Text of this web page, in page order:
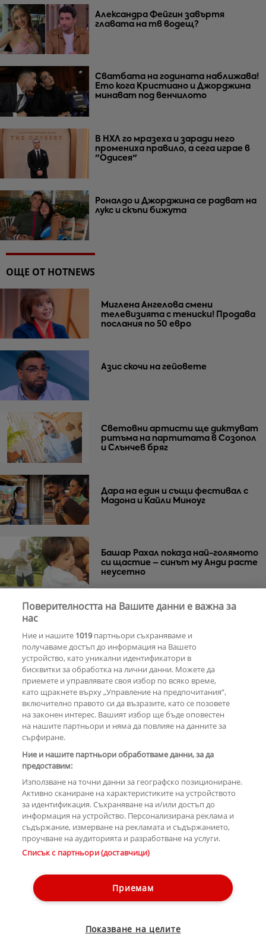
Александра Фейгин завъртя
главата на тв водещ?
Сватбата на годината наближава!
Ето кога Кристиано и Джорджина
минават под венчилото
В НХЛ го мразеха и заради него
промениха правило, а сега играе в
"Одисея"
Роналдо и Джорджина се радват на
лукс и скъпи бижута
ОЩЕ ОТ HOTNEWS
Миглена Ангелова смени
телевизията с тениски! Продава
послания по 50 евро
Азис скочи на гейовете
Световни артисти ще диктуват
ритъма на партитата в Созопол
и Слънчев бряг
Дара на един и същи фестивал с
Мадона и Кайли Миноуг
Башар Рахал показа най-голямото
си щастие – синът му Анди расте
неусетно
РЕКЛАМА
КОМЕНТАРИ
Copyright © 2007-2026 Hotnews.bg. Всички права запазени.
Контакти Общи условия
Етични правила на НСС
Лични данни
Управление на предпочитания
Поверителността на Вашите данни е важна за
нас
Ние и нашите 1019партньори съхраняваме и
получаваме достъп до информация на Вашето
устройство, като уникални идентификатори в
бисквитки за обработка на лични данни. Можете да
приемете и управлявате своя избор по всяко време,
като щракнете върху „Управление на предпочитания“,
включително правото си да възразите, като се позовете
на законен интерес. Вашият избор ще бъде оповестен
на нашите партньори и няма да повлияе на данните за
сърфиране.
Ние и нашите партньори обработваме данни, за да
предоставим:
Използване на точни данни за географско позициониране.
Активно сканиране на характеристиките на устройството
за идентификация. Съхраняване на и/или достъп до
информация на устройство. Персонализирана реклама и
съдържание, измерване на рекламата и съдържанието,
проучване на аудиторията и разработване на услуги.
Списък с партньори (доставчици)
Приемам
Показване на целите